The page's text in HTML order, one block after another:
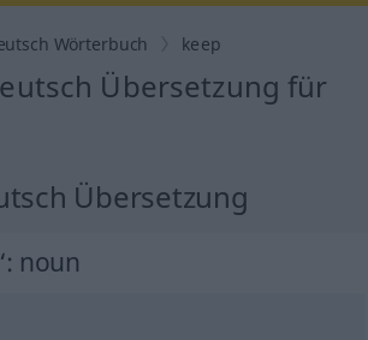
Wörterbuch keep
Übersetzung für
Übersetzung
: noun